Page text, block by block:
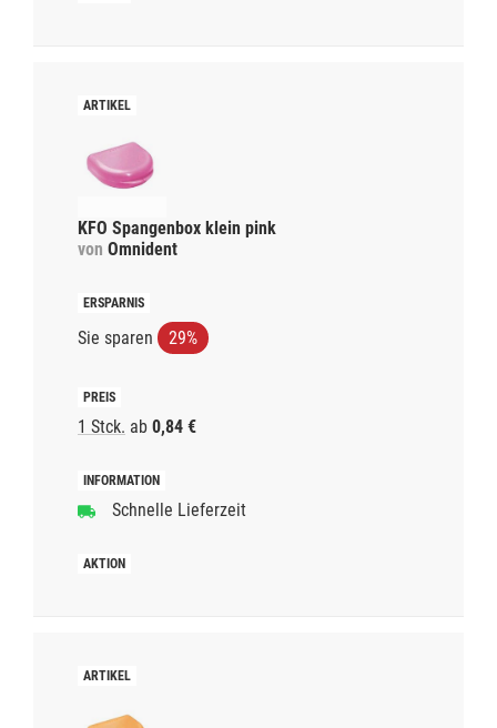
KFO Spangenbox klein pink
von Omnident
Sie sparen 29%
1 Stck. ab 0,84 €
Schnelle Lieferzeit